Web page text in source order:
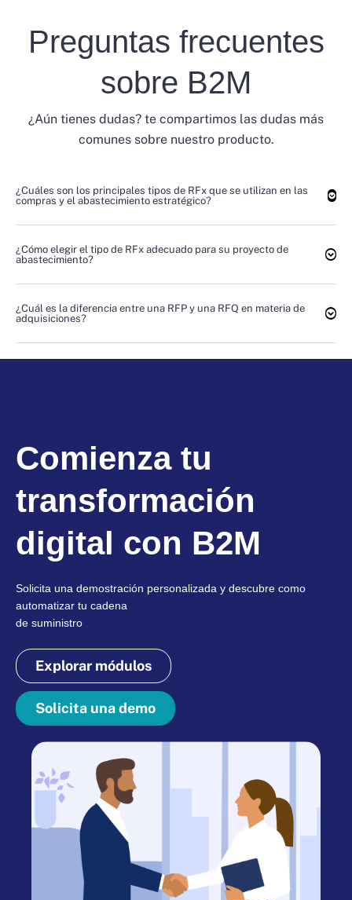
Preguntas frecuentes
sobre B2M
¿Aún tienes dudas? te compartimos las dudas más
comunes sobre nuestro producto.
¿Cuáles son los principales tipos de RFx que se utilizan en las
compras y el abastecimiento estratégico?
¿Cómo elegir el tipo de RFx adecuado para su proyecto de
abastecimiento?
¿Cuál es la diferencia entre una RFP y una RFQ en materia de
adquisiciones?
Comienza tu
transformación
digital con B2M
Solicita una demostración personalizada y descubre como
automatizar tu cadena
de suministro
Explorar módulos
Solicita una demo